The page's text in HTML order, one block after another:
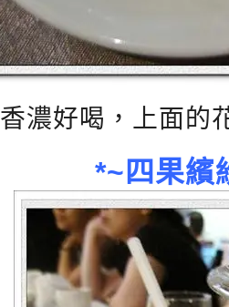
香濃好喝，上面的
*~四果繽